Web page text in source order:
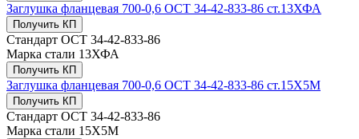
Заглушка фланцевая 700-0,6 ОСТ 34-42-833-86 ст.13ХФА
Получить КП
Стандарт ОСТ 34-42-833-86
Марка стали 13ХФА
Получить КП
Заглушка фланцевая 700-0,6 ОСТ 34-42-833-86 ст.15Х5М
Получить КП
Стандарт ОСТ 34-42-833-86
Марка стали 15Х5М